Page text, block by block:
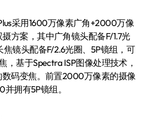
采用1600万像素广角+2000万像
方案，其中广角镜头配备F/1.7光
焦镜头配备F/2.6光圈、5P镜组，可
，基于Spectra ISP图像处理技术，
数码变焦。前置2000万像素的摄像
拥有5P镜组。